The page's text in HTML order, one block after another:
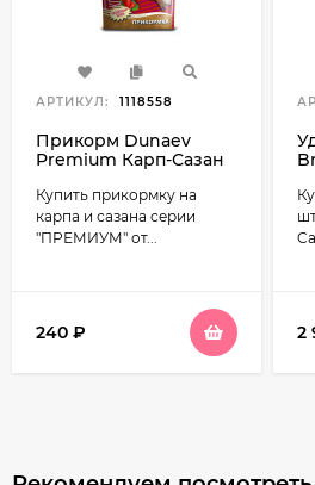
АРТИКУЛ: 1118558
Прикорм Dunaev
Premium Карп-Сазан
Купить прикормку на
карпа и сазана серии
"ПРЕМИУМ" от...
240 ₽ 2